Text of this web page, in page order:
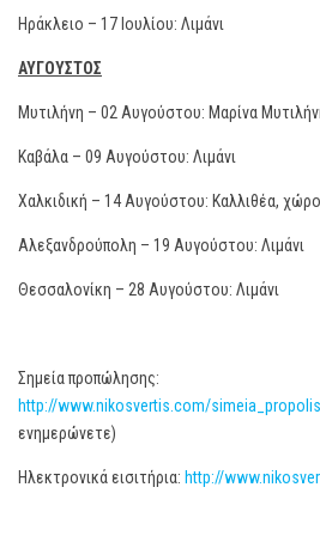
Ηράκλειο – 17 Ιουλίου: Λιμάνι
ΑΥΓΟΥΣΤΟΣ
Μυτιλήνη – 02 Αυγούστου: Μαρίνα
Καβάλα – 09 Αυγούστου: Λιμάνι
Χαλκιδική – 14 Αυγούστου: Καλλιθέα,
Αλεξανδρούπολη – 19 Αυγούστου: Λιμάνι
Θεσσαλονίκη – 28 Αυγούστου: Λιμάνι
Σημεία προπώλησης:
http://www.nikosvertis.com/
ενημερώνετε)
Ηλεκτρονικά εισιτήρια: http://